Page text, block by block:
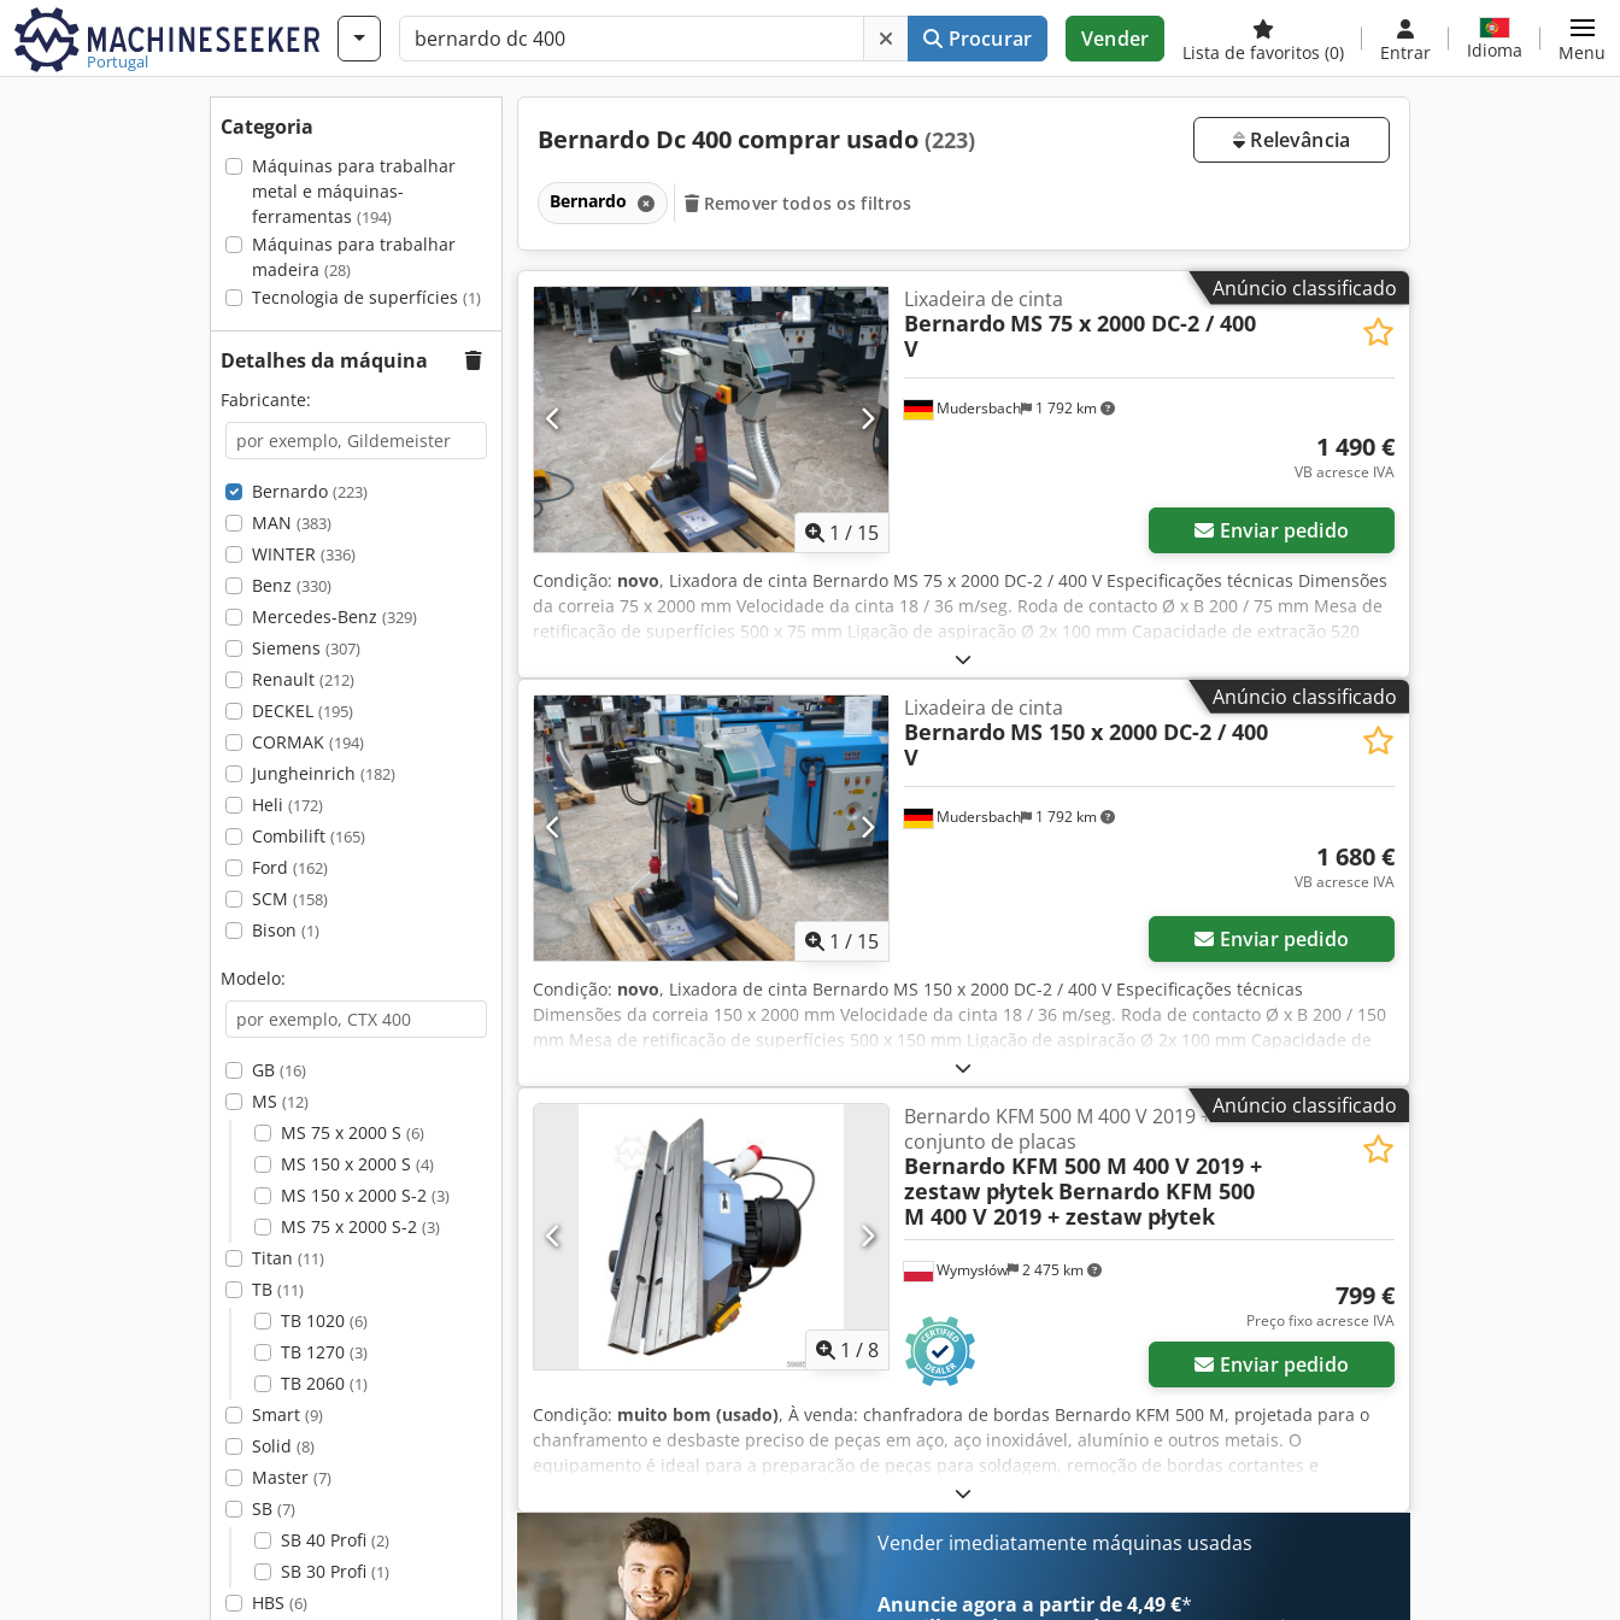
Portugal
Procurar Vender
Lista de favoritos (0) Entrar Idioma Menu
Categoria
Máquinas para trabalhar
metal e máquinas-
ferramentas (194)
Máquinas para trabalhar
madeira (28)
Tecnologia de superfícies (1)
Detalhes da máquina
Fabricante:
Bernardo (223)
MAN (383)
WINTER (336)
Benz (330)
Mercedes-Benz (329)
Siemens (307)
Renault (212)
DECKEL (195)
CORMAK (194)
Jungheinrich (182)
Heli (172)
Combilift (165)
Ford (162)
SCM (158)
Bison (1)
Modelo:
GB (16)
MS (12)
MS 75 x 2000 S (6)
MS 150 x 2000 S (4)
MS 150 x 2000 S-2 (3)
MS 75 x 2000 S-2 (3)
Titan (11)
TB (11)
TB 1020 (6)
TB 1270 (3)
TB 2060 (1)
Smart (9)
Solid (8)
Master (7)
SB (7)
SB 40 Profi (2)
SB 30 Profi (1)
HBS (6)
Bernardo Dc 400 comprar usado (223) Relevância
Bernardo Remover todos os filtros
Anúncio classificado
1 / 15
Mudersbach 1 792 km
Lixadeira de cinta
Bernardo MS 75 x 2000 DC-2 / 400
V
1 490 €
VB acresce IVA
Enviar pedido
Condição: novo, Lixadora de cinta Bernardo MS 75 x 2000 DC-2 / 400 V Especificações técnicas Dimensões
da correia 75 x 2000 mm Velocidade da cinta 18 / 36 m/seg. Roda de contacto Ø x B 200 / 75 mm Mesa de
retificação de superfícies 500 x 75 mm Ligação de aspiração Ø 2x 100 mm Capacidade de extração 520
m3/h Velocidade de extração 2780 rpm Potência do motor de extração 0,37 kW Potência de saída do motor
S1 100% 2,5 / 3,3 kW Potência de entrada do motor S6 40% 3,3 / 4,3 kW Tensão 400 V Comprimento 1130
mm Largura 520 mm Altura 1130 mm Peso aprox. 104 kg Âmbito de fornecimento - Cinta de lixa K 80 -
Disco de proteção articulado - Aspiração integrada - 2x mangueira de aspiração de alumínio diam. 100
mm - Saco de filtro - Mesa de lixar e de apoio - Paragem da peça de trabalho - Interruptor de proteção do
motor - Rolo de lixa com borracha - Revestimento de grafite Codpfxjpag Tde Ailsrf - Botão de paragem de
emergência separado - Estrutura de base
Anúncio classificado
1 / 15
Mudersbach 1 792 km
Lixadeira de cinta
Bernardo MS 150 x 2000 DC-2 / 400
V
1 680 €
VB acresce IVA
Enviar pedido
Condição: novo, Lixadora de cinta Bernardo MS 150 x 2000 DC-2 / 400 V Especificações técnicas
Dimensões da correia 150 x 2000 mm Velocidade da cinta 18 / 36 m/seg. Roda de contacto Ø x B 200 / 150
mm Mesa de retificação de superfícies 500 x 150 mm Ligação de aspiração Ø 2x 100 mm Capacidade de
extração 520 m3/h Crsdpepag Ttsfx Ailsf Velocidade de extração 2780 rpm Potência do motor de extração
0,37 kW Potência de saída do motor S1 100% 2,5 / 3,3 kW Potência de entrada do motor S6 40% 3,3 / 4,3
kW Tensão 400 V Comprimento 1130 mm Largura 600 mm Altura 1130 mm Peso aprox. 116 kg Âmbito de
fornecimento - Cinta de lixa K 80 - Disco de proteção articulado - Aspiração integrada - 2x mangueira de
aspiração de alumínio diam. 100 mm - Saco de filtro - Mesa de lixar e de apoio - Paragem da peça de
trabalho - Interruptor de proteção do motor - Rolo de lixa com borracha - Revestimento de grafite - Botão
de paragem de emergência separado - Estrutura de base
Anúncio classificado
1 /8
Wymysłów 2 475 km
Bernardo KFM 500 M 400 V 2019 +
conjunto de placas
Bernardo KFM 500 M 400 V 2019 +
zestaw płytek Bernardo KFM 500
M 400 V 2019 + zestaw płytek
799 €
Preço fixo acresce IVA
Enviar pedido
Condição: muito bom (usado), À venda: chanfradora de bordas Bernardo KFM 500 M, projetada para o
chanframento e desbaste preciso de peças em aço, aço inoxidável, alumínio e outros metais. O
equipamento é ideal para a preparação de peças para soldagem, remoção de bordas cortantes e
execução de chanfros uniformes. Sua construção robusta e a possibilidade de ajuste do ângulo de
chanfro garantem um acabamento preciso e repetível. A máquina é vendida com manual de operação e
conjunto de pastilhas de corte, conforme mostrado nas fotos. Especificações técnicas: Fabricante:
Bernardo País de fabricação: Áustria Modelo: KFM 500 M Ano de fabricação: 07/2019 Número de série:
PWA-190707 Tipo: chanfradora de bordas Potência do motor: 0,55 kW Alimentação: 400 V Frequência: 50
Vender imediatamente máquinas usadas
Anuncie agora a partir de 4,49 €*